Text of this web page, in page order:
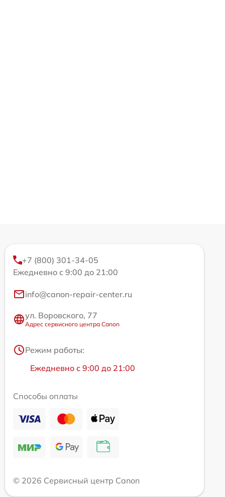
+7 (800) 301-34-05
Ежедневно с 9:00 до 21:00
info@canon-repair-center.ru
ул. Воровского, 77
Адрес сервисного центра Canon
Режим работы:
Ежедневно с 9:00 до 21:00
Способы оплаты
© 2026 Сервисный центр Canon